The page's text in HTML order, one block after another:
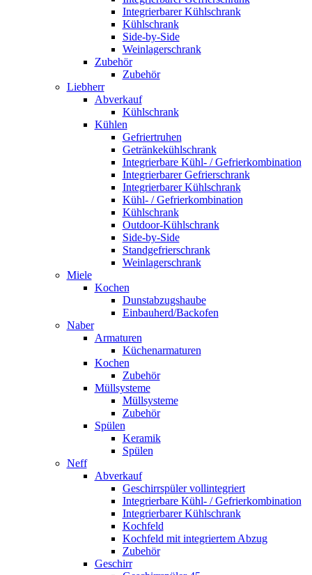
Integrierbarer Kühlschrank
Kühlschrank
Side-by-Side
Weinlagerschrank
Zubehör
Zubehör
Liebherr
Abverkauf
Kühlschrank
Kühlen
Gefriertruhen
Getränkekühlschrank
Integrierbare Kühl- / Gefrierkombination
Integrierbarer Gefrierschrank
Integrierbarer Kühlschrank
Kühl- / Gefrierkombination
Kühlschrank
Outdoor-Kühlschrank
Side-by-Side
Standgefrierschrank
Weinlagerschrank
Miele
Kochen
Dunstabzugshaube
Einbauherd/Backofen
Naber
Armaturen
Küchenarmaturen
Kochen
Zubehör
Müllsysteme
Müllsysteme
Zubehör
Spülen
Keramik
Spülen
Neff
Abverkauf
Geschirrspüler vollintegriert
Integrierbare Kühl- / Gefrierkombination
Integrierbarer Kühlschrank
Kochfeld
Kochfeld mit integriertem Abzug
Zubehör
Geschirr